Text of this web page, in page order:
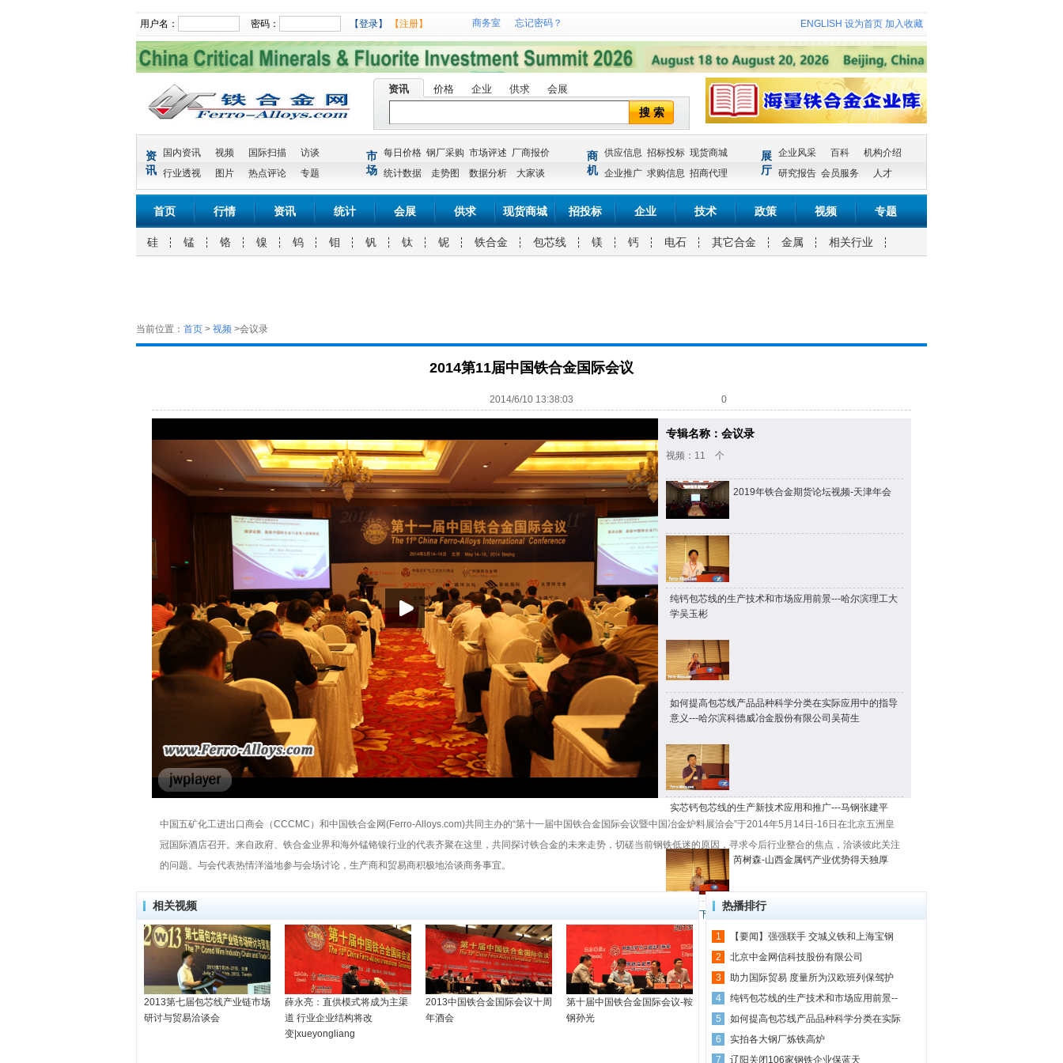
用户名： 密码： 【登录】 【注册】 商务室 忘记密码？ ENGLISH 设为首页 加入收藏
资讯 价格 企业 供求 会展
搜 索
资
讯
国内资讯 视频 国际扫描
访谈
行业透视
图片 热点评论 专题
市
场
每日价格 钢厂采购 市场评述 厂商报价
统计数据
走势图 数据分析 大家谈
商
机
供应信息 招标投标 现货商城
企业推广 求购信息 招商代理
展
厅
企业风采 百科
机构介绍
研究报告 会员服务 人才
首页 行情 资讯 统计 会展 供求 现货商城 招投标 企业 技术 政策 视频 专题
硅 锰 铬 镍 钨 钼 钒 钛 铌 铁合金 包芯线 镁 钙 电石 其它合金 金属 相关行业
当前位置： 首页 > 视频 >会议录
2014第11届中国铁合金国际会议
2014/6/10 13:38:03 0
专辑名称：会议录
视频：11 个
2019年铁合金期货论坛视频-天津年会
纯钙包芯线的生产技术和市场应用前景---哈尔滨理工大
学吴玉彬
如何提高包芯线产品品种科学分类在实际应用中的指导
意义---哈尔滨科德威冶金股份有限公司吴荷生
实芯钙包芯线的生产新技术应用和推广---马钢张建平
芮树森-山西金属钙产业优势得天独厚
下一页
中国五矿化工进出口商会（CCCMC）和中国铁合金网(Ferro-Alloys.com)共同主办的“第十一届中国铁合金国际会议暨中国冶金炉料展洽会”于2014年5月14日-16日在北京五洲皇
冠国际酒店召开。来自政府、铁合金业界和海外锰铬镍行业的代表齐聚在这里，共同探讨铁合金的未来走势，切磋当前钢铁低迷的原因，寻求今后行业整合的焦点，洽谈彼此关注
的问题。与会代表热情洋溢地参与会场讨论，生产商和贸易商积极地洽谈商务事宜。
相关视频
2013第七届包芯线产业链市场
研讨与贸易洽谈会
薛永亮：直供模式将成为主渠
道 行业企业结构将改
变|xueyongliang
2013中国铁合金国际会议十周
年酒会
第十届中国铁合金国际会议-鞍
钢孙光
热播排行
1
【要闻】强强联手 交城义铁和上海宝钢
2
北京中金网信科技股份有限公司
3
助力国际贸易 度量所为汉欧班列保驾护
4
纯钙包芯线的生产技术和市场应用前景--
5
如何提高包芯线产品品种科学分类在实际
6
实拍各大钢厂炼铁高炉
7
辽阳关闭106家钢铁企业保蓝天